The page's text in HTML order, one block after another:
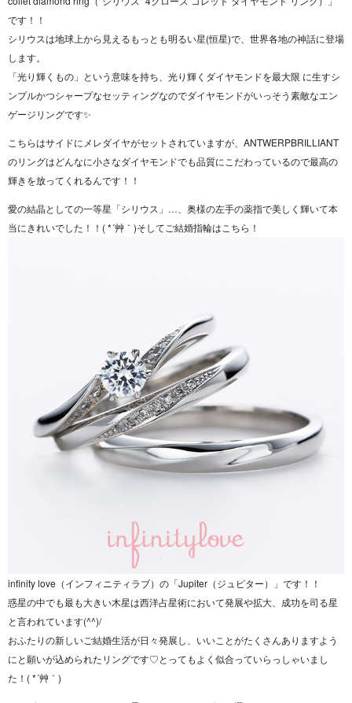
です！！
シリウスは地球上から見えるもっとも明るい星(恒星)で、世界各地の神話に登場
します。
「光り輝くもの」という意味を持ち、光り輝くダイヤモンドを最大限 に生すシ
ンプルかつシャープなセッティングなのでダイヤモンドがいっそう素敵なエン
ゲージリングです✨
こちらはサイドにメレダイヤがセットされていますが、ANTWERPBRILLIANT
のリングはどんなに小さなダイヤモンドでも品質にこだわっているので最高の
輝きを放ってくれるんです！！
愛の結晶としての一等星「シリウス」…、奥様の左手の薬指で美しく輝いて本
当にきれいでした！！( *´艸｀)そしてご結婚指輪はこちら！
infinity love（インフィニティラブ）の「Jupiter（ジュピター）」です！！
惑星の中でも最も大きい木星は西洋占星術において発展や拡大、成功を司る星
と言われています(^^)/
おふたりの新しいご結婚生活が日々発展し、いいことがたくさんありますよう
にと願いが込められたリングです♡とってもよく似合っていらっしゃいまし
た！( *´艸｀)